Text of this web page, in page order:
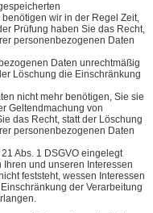
wir in der Regel Zeit,
Prüfung haben Sie das Recht,
personenbezogenen Daten
Daten unrechtmäßig
Löschung die Einschränkung
nicht mehr benötigen, Sie sie
Geltendmachung von
das Recht, statt der Löschung
personenbezogenen Daten
Abs. 1 DSGVO eingelegt
und unseren Interessen
feststeht, wessen Interessen
der Verarbeitung